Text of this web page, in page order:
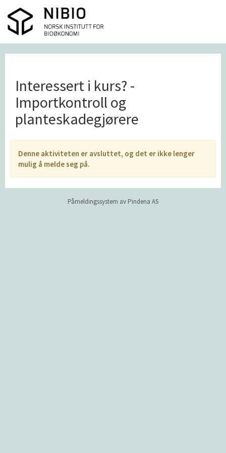
Interessert i kurs? -
Importkontroll og
planteskadegjørere
Denne aktiviteten er avsluttet, og det er ikke lenger
mulig å melde seg på.
Påmeldingssystem av Pindena AS